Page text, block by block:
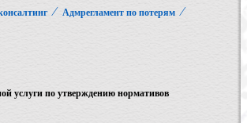
⁄ Адмрегламент по потерям ⁄
услуги по утверждению нормативов